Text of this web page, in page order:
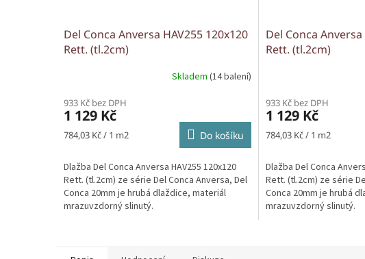
Del Conca Anversa HAV255 120x120
Rett. (tl.2cm)
Skladem (14 balení)
933 Kč bez DPH
1 129 Kč
Měrná
784,03 Kč / 1 m2 Do košíku
Dlažba Del Conca Anversa HAV255 120x120
Rett. (tl.2cm) ze série Del Conca Anversa, Del
Conca 20mm je hrubá dlaždice, materiál
mrazuvzdorný slinutý.
Del Conca
Rett. (tl.2cm)
933 Kč bez DPH
1 129 Kč
Měrná
784,03 Kč / 1 m2
Dlažba Del Conca
Rett. (tl.2cm) ze série
Conca 20mm je hrubá
mrazuvzdorný slinutý.